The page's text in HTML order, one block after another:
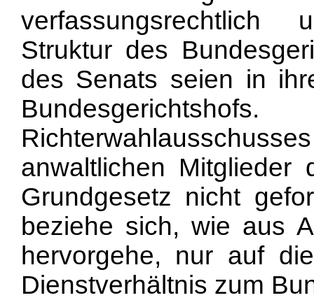
verfassungsrechtlich
Struktur des
des Senats seien in
anwaltlichen
Grundgesetz nicht
beziehe sich, wie aus
hervorgehe, nur auf
Dienstverhältnis zum